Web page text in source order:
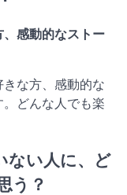
、感動的なストー
な方、感動的な
どんな人でも楽
ない人に、ど
う？